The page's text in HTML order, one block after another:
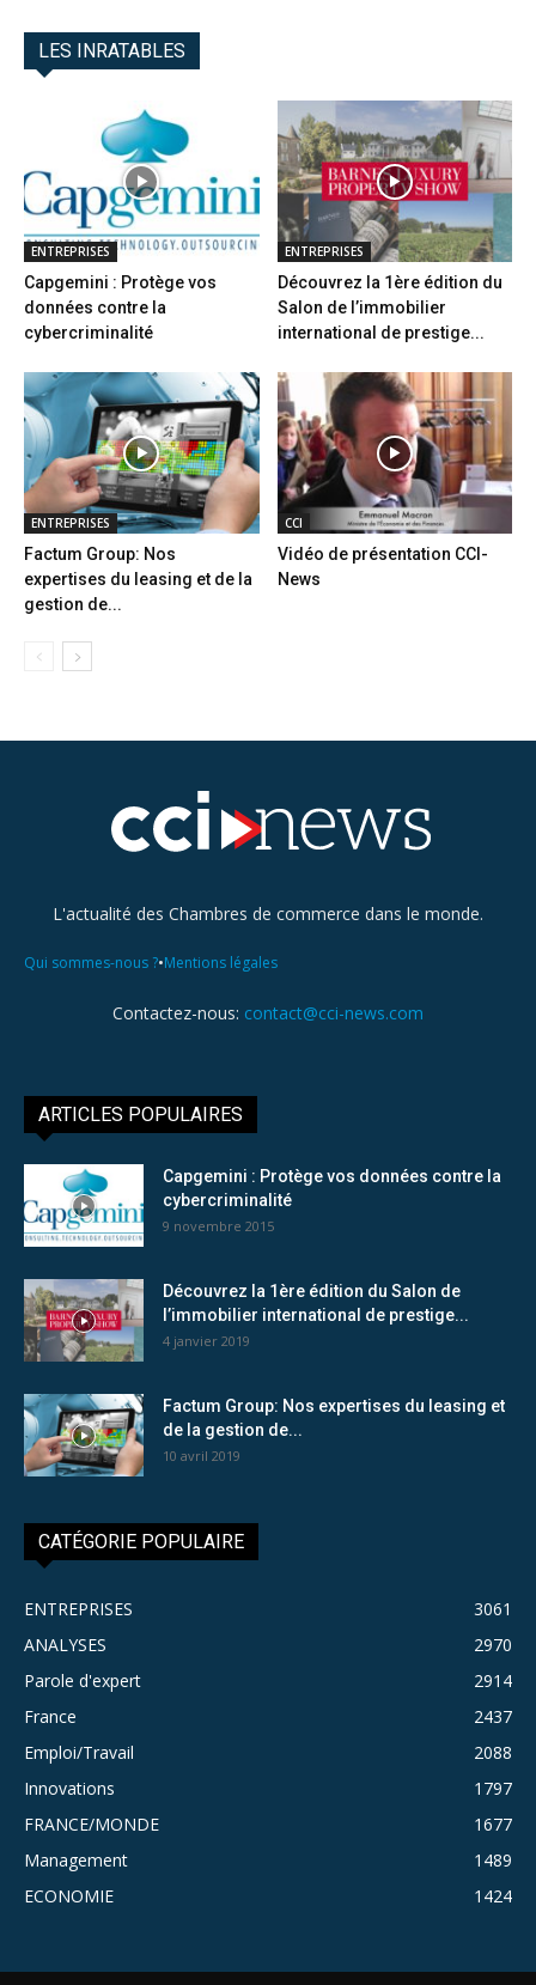
LES INRATABLES
ENTREPRISES
Capgemini : Protège vos
données contre la
cybercriminalité
ENTREPRISES
Découvrez la 1ère édition du
Salon de l’immobilier
international de prestige...
ENTREPRISES
Factum Group: Nos
expertises du leasing et de la
gestion de...
CCI
Vidéo de présentation CCI-
News
L'actualité des Chambres de commerce dans le monde.
Qui sommes-nous ?•Mentions légales
Contactez-nous: contact@cci-news.com
ARTICLES POPULAIRES
Capgemini : Protège vos données contre la
cybercriminalité
9 novembre 2015
Découvrez la 1ère édition du Salon de
l’immobilier international de prestige...
4 janvier 2019
Factum Group: Nos expertises du leasing et
de la gestion de...
10 avril 2019
CATÉGORIE POPULAIRE
ENTREPRISES
3061
ANALYSES
2970
Parole d'expert
2914
France
2437
Emploi/Travail
2088
Innovations
1797
FRANCE/MONDE
1677
Management
1489
ECONOMIE
1424